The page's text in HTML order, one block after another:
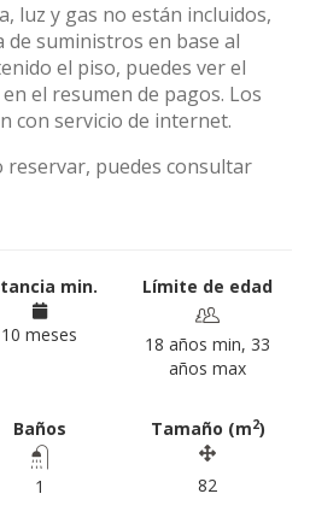
luz y gas no están incluidos,
suministros en base al
el piso, puedes ver el
el resumen de pagos. Los
con servicio de internet.
reservar, puedes consultar
min.
10 meses
Límite de edad
18 años min, 33
años max
Baños
1
Tamaño (m2)
82